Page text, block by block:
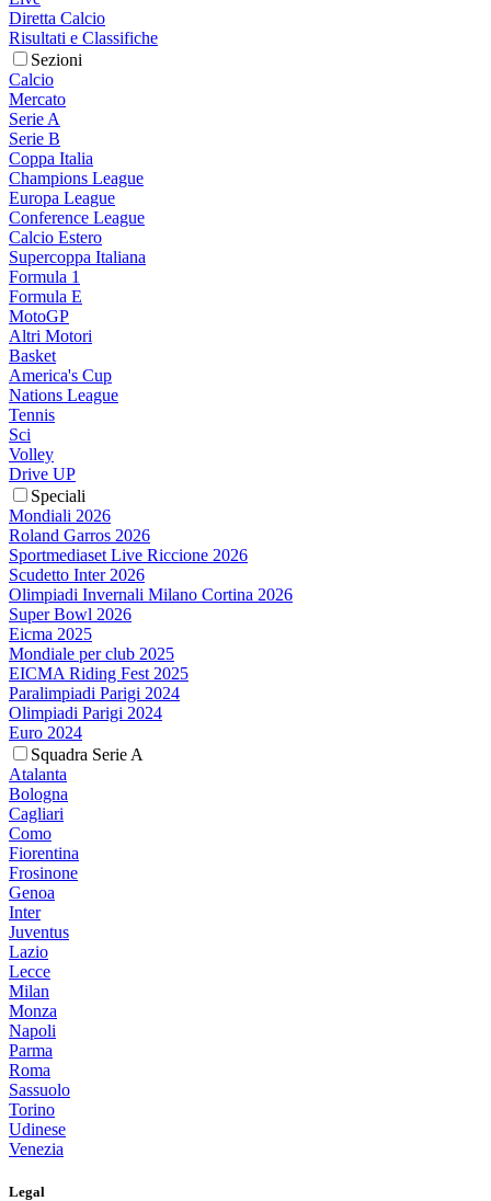
Diretta Calcio
Risultati e Classifiche
Sezioni
Calcio
Mercato
Serie A
Serie B
Coppa Italia
Champions League
Europa League
Conference League
Calcio Estero
Supercoppa Italiana
Formula 1
Formula E
MotoGP
Altri Motori
Basket
America's Cup
Nations League
Tennis
Sci
Volley
Drive UP
Speciali
Mondiali 2026
Roland Garros 2026
Sportmediaset Live Riccione 2026
Scudetto Inter 2026
Olimpiadi Invernali Milano Cortina 2026
Super Bowl 2026
Eicma 2025
Mondiale per club 2025
EICMA Riding Fest 2025
Paralimpiadi Parigi 2024
Olimpiadi Parigi 2024
Euro 2024
Squadra Serie A
Atalanta
Bologna
Cagliari
Como
Fiorentina
Frosinone
Genoa
Inter
Juventus
Lazio
Lecce
Milan
Monza
Napoli
Parma
Roma
Sassuolo
Torino
Udinese
Venezia
Legal